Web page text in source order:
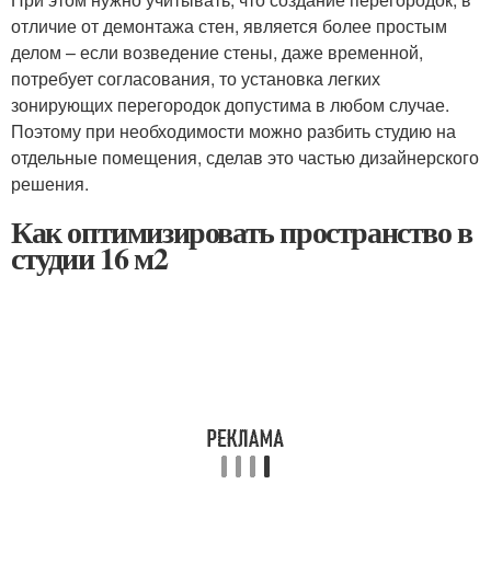
отличие от демонтажа стен, является более простым
делом – если возведение стены, даже временной,
потребует согласования, то установка легких
зонирующих перегородок допустима в любом случае.
Поэтому при необходимости можно разбить студию на
отдельные помещения, сделав это частью дизайнерского
решения.
Как оптимизировать пространство в
студии 16 м2